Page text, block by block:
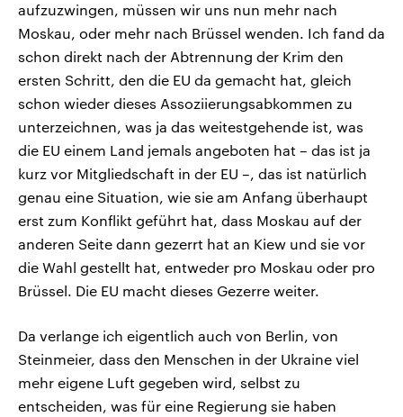
aufzuzwingen, müssen wir uns nun mehr nach
Moskau, oder mehr nach Brüssel wenden. Ich fand da
schon direkt nach der Abtrennung der Krim den
ersten Schritt, den die EU da gemacht hat, gleich
schon wieder dieses Assoziierungsabkommen zu
unterzeichnen, was ja das weitestgehende ist, was
die EU einem Land jemals angeboten hat – das ist ja
kurz vor Mitgliedschaft in der EU –, das ist natürlich
genau eine Situation, wie sie am Anfang überhaupt
erst zum Konflikt geführt hat, dass Moskau auf der
anderen Seite dann gezerrt hat an Kiew und sie vor
die Wahl gestellt hat, entweder pro Moskau oder pro
Brüssel. Die EU macht dieses Gezerre weiter.
Da verlange ich eigentlich auch von Berlin, von
Steinmeier, dass den Menschen in der Ukraine viel
mehr eigene Luft gegeben wird, selbst zu
entscheiden, was für eine Regierung sie haben